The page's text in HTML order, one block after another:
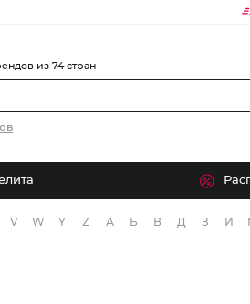
из 74 стран
V W Y Z А Б В Д З И